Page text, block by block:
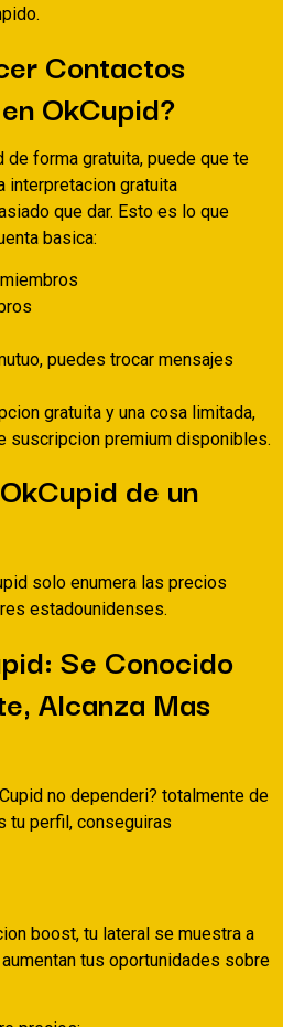
Contactos
OkCupid?
forma gratuita, puede que te
interpretacion gratuita
que dar. Esto es lo que
basica:
puedes trocar mensajes
gratuita y una cosa limitada,
suscripcion premium disponibles.
de un
solo enumera las precios
estadounidenses.
Se Conocido
Alcanza Mas
no dependeri? totalmente de
tu perfil, conseguiras
boost, tu lateral se muestra a
tus oportunidades sobre